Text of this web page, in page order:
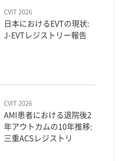
CVIT 2026
日本におけるEVTの現状:
J-EVTレジストリー報告
CVIT 2026
AMI患者における退院後2
年アウトカムの10年推移:
三重ACSレジストリ